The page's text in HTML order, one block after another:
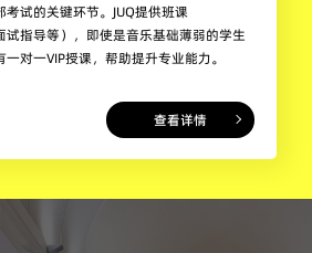
试的关键环节。JUQ提供班课
试指导等），即使是音乐基础薄弱的学生
对一VIP授课，帮助提升专业能力。
查看详情